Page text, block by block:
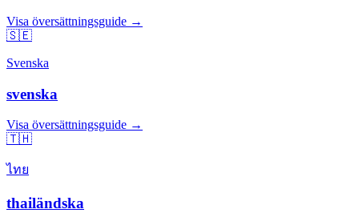
Visa översättningsguide →
🇸🇪
Svenska
svenska
Visa översättningsguide →
🇹🇭
ไทย
thailändska